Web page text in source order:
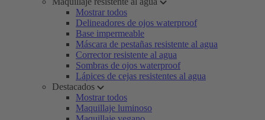
Mostrar todos
Delineadores de ojos waterproof
Base impermeable
Máscara de pestañas resistente al agua
Corrector resistente al agua
Sombras de ojos waterproof
Lápices de cejas resistentes al agua
Destacados
Mostrar todos
Maquillaje luminoso